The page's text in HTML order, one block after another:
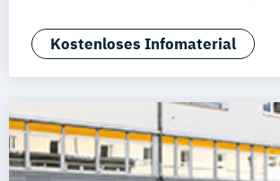
Berufsbegleitender
Angewandte
Bildung und Erziehung in der
Evidenz- und
Versorgung im Rettungsdienst
Gesundheitspädagogik
Kostenloses Infomaterial